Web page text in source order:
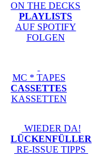
ON THE DECKS
PLAYLISTS
AUF SPOTIFY
FOLGEN
MC * TAPES
CASSETTES
KASSETTEN
WIEDER DA!
LÜCKENFÜLLER
RE-ISSUE TIPPS